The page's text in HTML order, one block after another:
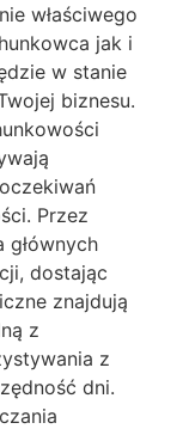
właściwego
jak i
w stanie
biznesu.
Przez
głównych
dostając
znajdują
z
z
dni.